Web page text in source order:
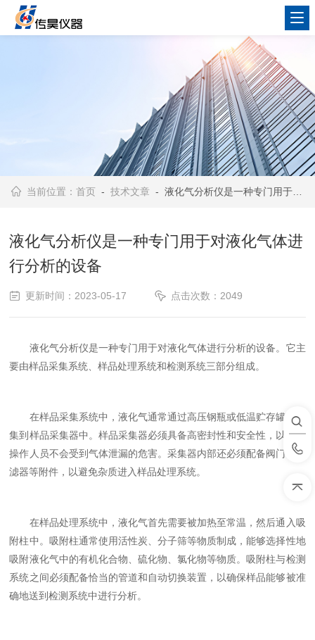
当前位置：首页 -技术文章 - 液化气分析仪是一种专门用于对液化气体进行分析的设备
液化气分析仪是一种专门用于对液化气体进
行分析的设备
更新时间：2023-05-17 点击次数：2049
液化气分析仪是一种专门用于对液化气体进行分析的设备。它主
要由样品采集系统、样品处理系统和检测系统三部分组成。
在样品采集系统中，液化气通常通过高压钢瓶或低温贮存罐被采
集到样品采集器中。样品采集器必须具备高密封性和安全性，以确保
操作人员不会受到气体泄漏的危害。采集器内部还必须配备阀门、过
滤器等附件，以避免杂质进入样品处理系统。
在样品处理系统中，液化气首先需要被加热至常温，然后通入吸
附柱中。吸附柱通常使用活性炭、分子筛等物质制成，能够选择性地
吸附液化气中的有机化合物、硫化物、氯化物等物质。吸附柱与检测
系统之间必须配备恰当的管道和自动切换装置，以确保样品能够被准
确地送到检测系统中进行分析。